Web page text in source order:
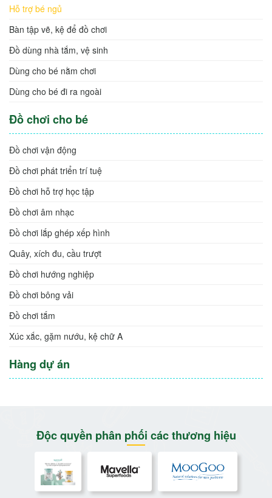
Hỗ trợ bé ngủ
Bàn tập vẽ, kệ để đồ chơi
Đồ dùng nhà tắm, vệ sinh
Dùng cho bé nằm chơi
Dùng cho bé đi ra ngoài
Đồ chơi cho bé
Đồ chơi vận động
Đồ chơi phát triển trí tuệ
Đồ chơi hỗ trợ học tập
Đồ chơi âm nhạc
Đồ chơi lắp ghép xếp hình
Quây, xích đu, cầu trượt
Đồ chơi hướng nghiệp
Đồ chơi bông vải
Đồ chơi tắm
Xúc xắc, gặm nướu, kệ chữ A
Hàng dự án
Độc quyền phân phối các thương hiệu